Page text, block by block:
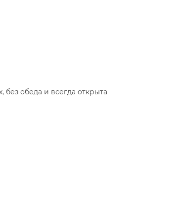
без обеда и всегда открыта